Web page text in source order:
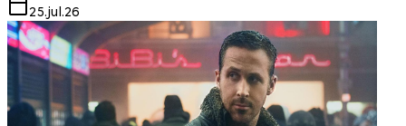
25.jul.26